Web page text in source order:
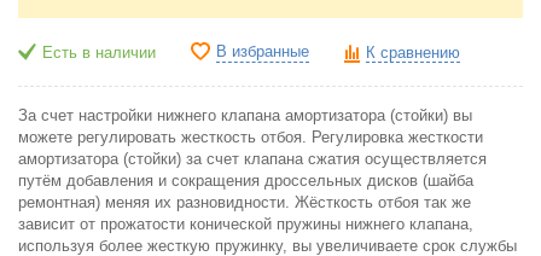
Есть в наличии В избранные К сравнению
За счет настройки нижнего клапана амортизатора (стойки) вы
можете регулировать жесткость отбоя. Регулировка жесткости
амортизатора (стойки) за счет клапана сжатия осуществляется
путём добавления и сокращения дроссельных дисков (шайба
ремонтная) меняя их разновидности. Жёсткость отбоя так же
зависит от прожатости конической пружины нижнего клапана,
используя более жесткую пружинку, вы увеличиваете срок службы